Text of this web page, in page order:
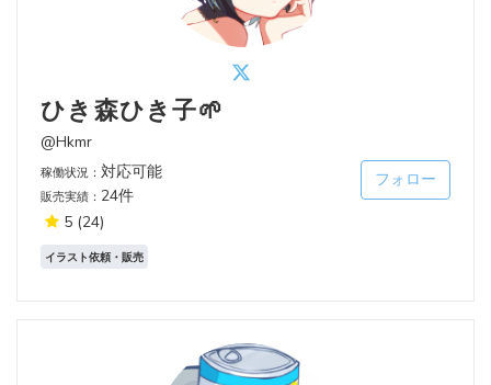
ひき森ひき子🌱
@Hkmr
稼働状況： 対応可能
販売実績： 24件
5 (24)
フォロー
イラスト依頼・販売